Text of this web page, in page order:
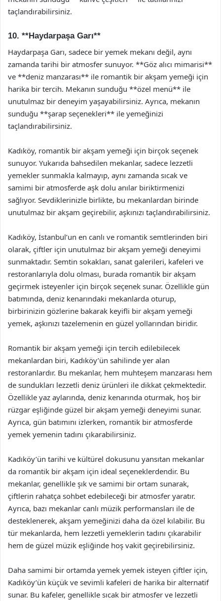
taçlandırabilirsiniz.
10. **Haydarpaşa Garı**
Haydarpaşa Garı, sadece bir yemek mekanı değil, aynı
zamanda tarihi bir atmosfer sunuyor. **Göz alıcı mimarisi**
ve **deniz manzarası** ile romantik bir akşam yemeği için
harika bir tercih. Mekanın sunduğu **özel menü** ile
unutulmaz bir deneyim yaşayabilirsiniz. Ayrıca, mekanın
sunduğu **şarap seçenekleri** ile yemeğinizi
taçlandırabilirsiniz.
Kadıköy, romantik bir akşam yemeği için birçok seçenek
sunuyor. Yukarıda bahsedilen mekanlar, sadece lezzetli
yemekler sunmakla kalmayıp, aynı zamanda sıcak ve
samimi bir atmosferde aşk dolu anılar biriktirmenizi
sağlıyor. Sevdiklerinizle birlikte, bu mekanlardan birinde
unutulmaz bir akşam geçirebilir, aşkınızı taçlandırabilirsiniz.
Kadıköy, İstanbul’un en canlı ve romantik semtlerinden biri
olarak, çiftler için unutulmaz bir akşam yemeği deneyimi
sunmaktadır. Semtin sokakları, sanat galerileri, kafeleri ve
restoranlarıyla dolu olması, burada romantik bir akşam
geçirmek isteyenler için birçok seçenek sunar. Özellikle gün
batımında, deniz kenarındaki mekanlarda oturup,
birbirinizin gözlerine bakarak keyifli bir akşam yemeği
yemek, aşkınızı tazelemenin en güzel yollarından biridir.
Romantik bir akşam yemeği için tercih edilebilecek
mekanlardan biri, Kadıköy’ün sahilinde yer alan
restoranlardır. Bu mekanlar, hem muhteşem manzarası hem
de sundukları lezzetli deniz ürünleri ile dikkat çekmektedir.
Özellikle yaz aylarında, deniz kenarında oturmak, hoş bir
rüzgar eşliğinde güzel bir akşam yemeği deneyimi sunar.
Ayrıca, gün batımını izlerken, romantik bir atmosferde
yemek yemenin tadını çıkarabilirsiniz.
Kadıköy’ün tarihi ve kültürel dokusunu yansıtan mekanlar
da romantik bir akşam için ideal seçeneklerdendir. Bu
mekanlar, genellikle şık ve samimi bir ortam sunarak,
çiftlerin rahatça sohbet edebileceği bir atmosfer yaratır.
Ayrıca, bazı mekanlar canlı müzik performansları ile de
desteklenerek, akşam yemeğinizi daha da özel kılabilir. Bu
tür mekanlarda, hem lezzetli yemeklerin tadını çıkarabilir
hem de güzel müzik eşliğinde hoş vakit geçirebilirsiniz.
Daha samimi bir ortamda yemek yemek isteyen çiftler için,
Kadıköy’ün küçük ve sevimli kafeleri de harika bir alternatif
sunar. Bu kafeler, genellikle sıcak bir atmosfer ve lezzetli